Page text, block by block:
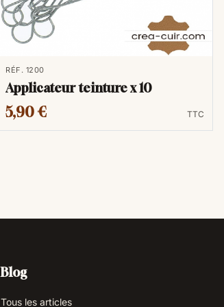
RÉF. 1200
Applicateur teinture x 10
5,90 € TTC
Blog
Tous les articles